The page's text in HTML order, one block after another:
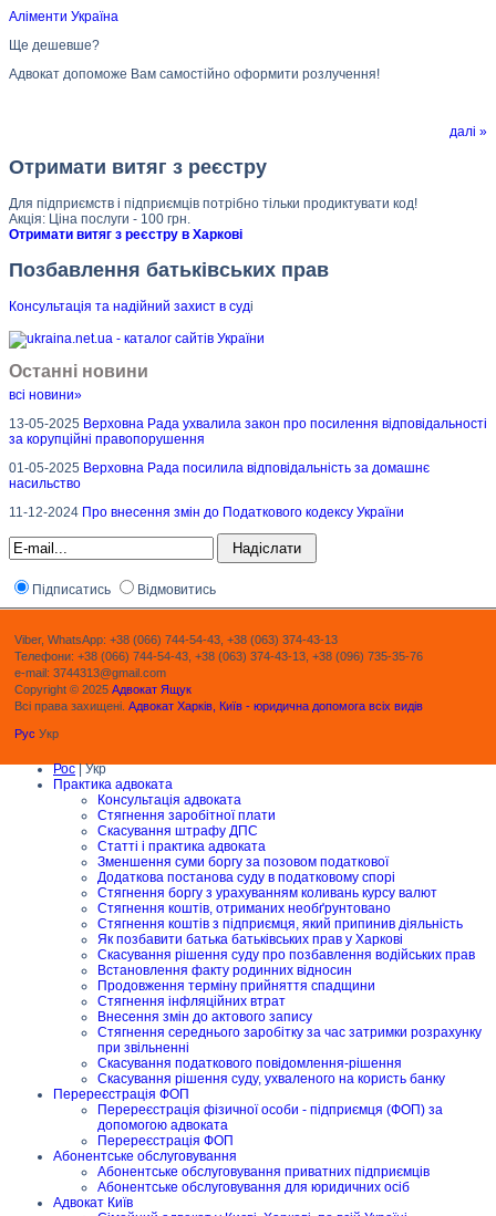
Аліменти Україна
Ще дешевше?
Адвокат допоможе Вам самостійно оформити розлучення!
далі »
Отримати витяг з реєстру
Для підприємств і підприємців потрібно тільки продиктувати код!
Акція: Ціна послуги - 100 грн.
Отримати витяг з реєстру в Харкові
Позбавлення батьківських прав
Консультація та надійний захист в суді
Останні новини
всі новини»
13-05-2025 Верховна Рада ухвалила закон про посилення відповідальності
за корупційні правопорушення
01-05-2025 Верховна Рада посилила відповідальність за домашнє
насильство
11-12-2024 Про внесення змін до Податкового кодексу України
Підписатись Відмовитись
Viber, WhatsApp: +38 (066) 744-54-43, +38 (063) 374-43-13
Телефони: +38 (066) 744-54-43, +38 (063) 374-43-13, +38 (096) 735-35-76
e-mail: 3744313@gmail.com
Copyright © 2025 Адвокат Ящук
Всі права захищені. Адвокат Харків, Київ - юридична допомога всіх видів
Рус Укр
Рос| Укр
Практика адвоката
Консультація адвоката
Стягнення заробітної плати
Скасування штрафу ДПС
Статті і практика адвоката
Зменшення суми боргу за позовом податкової
Додаткова постанова суду в податковому спорі
Стягнення боргу з урахуванням коливань курсу валют
Стягнення коштів, отриманих необґрунтовано
Стягнення коштів з підприємця, який припинив діяльність
Як позбавити батька батьківських прав у Харкові
Скасування рішення суду про позбавлення водійських прав
Встановлення факту родинних відносин
Продовження терміну прийняття спадщини
Стягнення інфляційних втрат
Внесення змін до актового запису
Стягнення середнього заробітку за час затримки розрахунку
при звільненні
Скасування податкового повідомлення-рішення
Скасування рішення суду, ухваленого на користь банку
Перереєстрація ФОП
Перереєстрація фізичної особи - підприємця (ФОП) за
допомогою адвоката
Перереєстрація ФОП
Абонентське обслуговування
Абонентське обслуговування приватних підприємців
Абонентське обслуговування для юридичних осіб
Адвокат Київ